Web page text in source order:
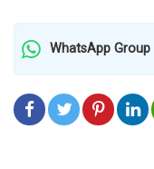
WhatsApp Group